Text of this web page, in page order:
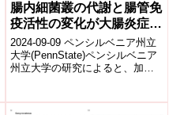
腸内細菌叢の代謝と腸管免
疫活性の変化が大腸炎症へ
の感受性を高める(Refined
dietary fiber may
increase risk for
disease)
2024-09-09 ペンシルベニア州立
大学(PennState)ペンシルベニア
州立大学の研究によると、加工